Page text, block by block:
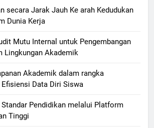
secara Jarak Jauh Ke arah Kedudukan
Dunia Kerja
Mutu Internal untuk Pengembangan
Lingkungan Akademik
Akademik dalam rangka
Data Diri Siswa
Pendidikan melalui Platform
Tinggi